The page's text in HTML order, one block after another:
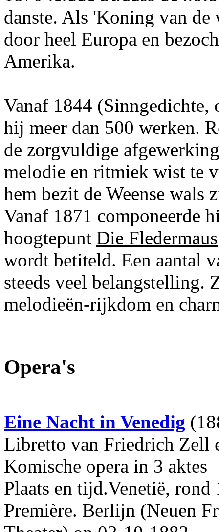
danste. Als 'Koning van
door heel Europa en
Amerika.
Vanaf 1844 (Sinngedichte,
hij meer dan 500 werken.
de zorgvuldige
melodie en ritmiek wist te
hem bezit de Weense wals
Vanaf 1871 componeerde
hoogtepunt Die Fledermaus
wordt betiteld. Een aantal
steeds veel belangstelling.
melodieën-rijkdom en
Opera's
Eine Nacht in Venedig
Libretto van Friedrich Zell
Komische opera in 3 aktes
Plaats en tijd.Venetië,
Première. Berlijn (Neuen